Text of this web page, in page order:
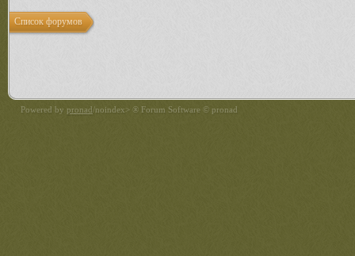
Список форумов
Powered by pronad/noindex> ® Forum Software © pronad